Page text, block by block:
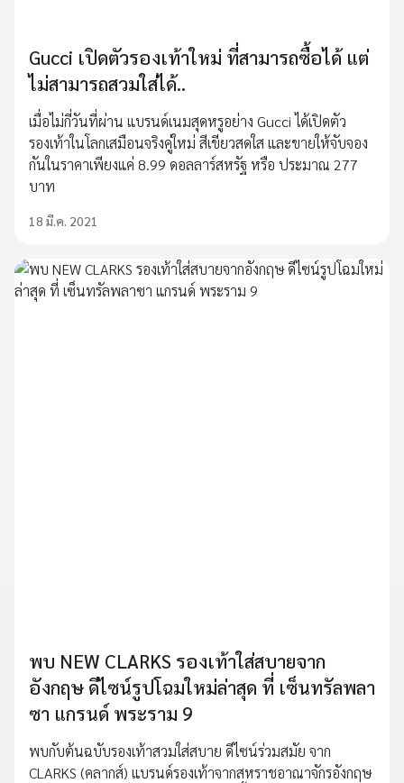
Gucci เปิดตัวรองเท้าใหม่ ที่สามารถซื้อได้ แต่
ไม่สามารถสวมใส่ได้..
เมื่อไม่กี่วันที่ผ่าน แบรนด์เนมสุดหรูอย่าง Gucci ได้เปิดตัว
รองเท้าในโลกเสมือนจริงคู่ใหม่ สีเขียวสดใส และขายให้จับจอง
กันในราคาเพียงแค่ 8.99 ดอลลาร์สหรัฐ หรือ ประมาณ 277
บาท
18 มี.ค. 2021
พบ NEW CLARKS รองเท้าใส่สบายจาก
อังกฤษ ดีไซน์รูปโฉมใหม่ล่าสุด ที่ เซ็นทรัลพลา
ซา แกรนด์ พระราม 9
พบกับต้นฉบับรองเท้าสวมใส่สบาย ดีไซน์ร่วมสมัย จาก
CLARKS (คลากส์) แบรนด์รองเท้าจากสหราชอาณาจักรอังกฤษ